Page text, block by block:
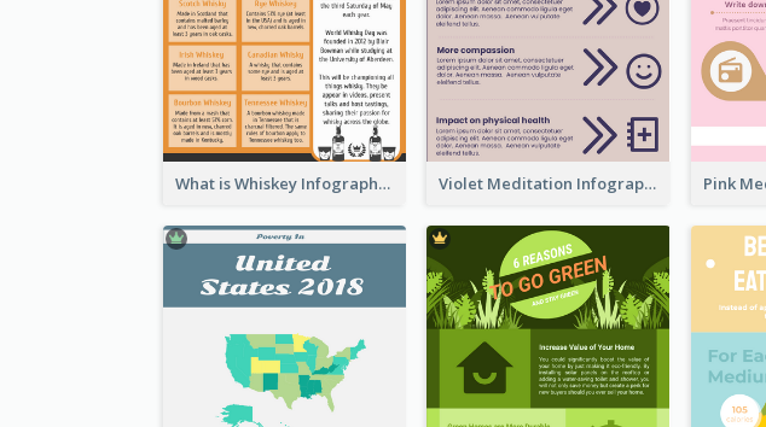
What is Whiskey Infographic Violet Meditation Infographic